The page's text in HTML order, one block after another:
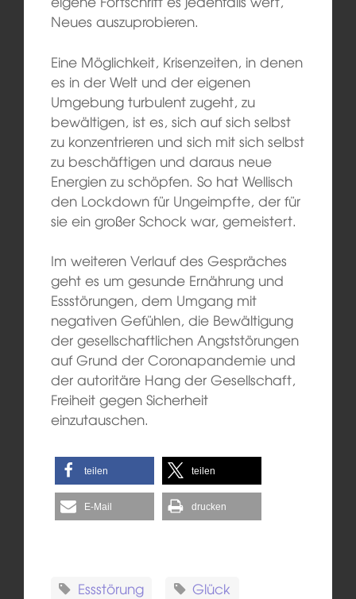
Neues auszuprobieren.
Eine Möglichkeit, Krisenzeiten, in denen
es in der Welt und der eigenen
Umgebung turbulent zugeht, zu
bewältigen, ist es, sich auf sich selbst
zu konzentrieren und sich mit sich selbst
zu beschäftigen und daraus neue
Energien zu schöpfen. So hat Wellisch
den Lockdown für Ungeimpfte, der für
sie ein großer Schock war, gemeistert.
Im weiteren Verlauf des Gespräches
geht es um gesunde Ernährung und
Essstörungen, dem Umgang mit
negativen Gefühlen, die Bewältigung
der gesellschaftlichen Angststörungen
auf Grund der Coronapandemie und
der autoritäre Hang der Gesellschaft,
Freiheit gegen Sicherheit
einzutauschen.
teilen teilen
E-Mail drucken
Essstörung Glück